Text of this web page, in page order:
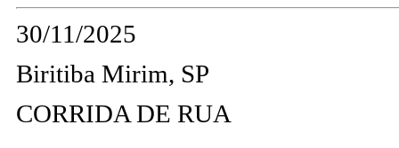
30/11/2025
Biritiba Mirim, SP
CORRIDA DE RUA